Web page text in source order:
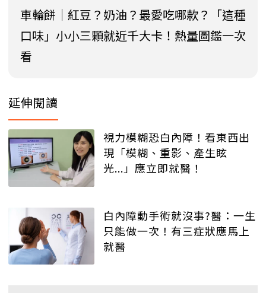
車輪餅│紅豆？奶油？最愛吃哪款？「這種
口味」小小三顆就近千大卡！熱量圖鑑一次
看
延伸閱讀
視力模糊恐白內障！看東西出
現「模糊、重影、產生眩
光...」應立即就醫！
白內障動手術就沒事?醫：一生
只能做一次！有三症狀應馬上
就醫